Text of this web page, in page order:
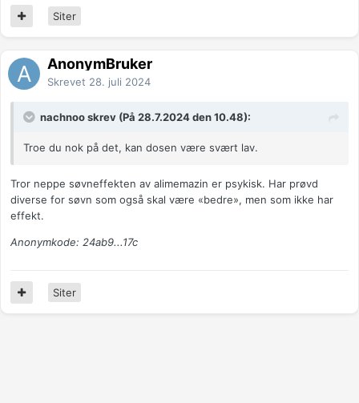
Siter
AnonymBruker
Skrevet 28. juli 2024
nachnoo skrev (På 28.7.2024 den 10.48):
Troe du nok på det, kan dosen være svært lav.
Tror neppe søvneffekten av alimemazin er psykisk. Har prøvd
diverse for søvn som også skal være «bedre», men som ikke har
effekt.
Anonymkode: 24ab9...17c
Siter